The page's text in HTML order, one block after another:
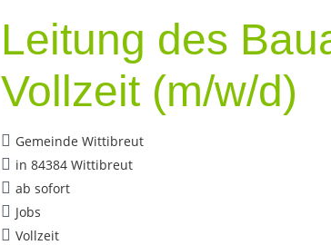
Leitung des
Vollzeit (m/w/d)
Gemeinde Wittibreut
in 84384 Wittibreut
ab sofort
Jobs
Vollzeit